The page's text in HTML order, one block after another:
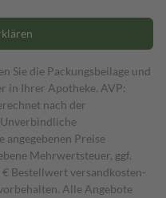
Sie die Packungsbeilage und
in Ihrer Apotheke. AVP:
nach der
angegebenen Preise
Mehrwertsteuer, ggf.
€ Bestell­wert versand­kosten­
Alle Angebote